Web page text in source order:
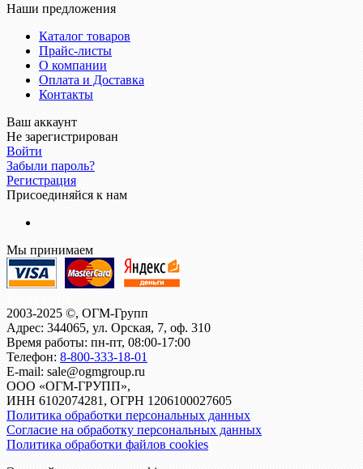
Наши предложения
Каталог товаров
Прайc-листы
О компании
Оплата и Доставка
Контакты
Ваш аккаунт
Не зарегистрирован
Войти
Забыли пароль?
Регистрация
Присоединяйся к нам
Мы принимаем
2003-2025 ©, ОГМ-Групп
Адрес: 344065, ул. Орская, 7, оф. 310
Время работы: пн-пт, 08:00-17:00
Телефон: 8-800-333-18-01
E-mail: sale@ogmgroup.ru
ООО «ОГМ-ГРУПП»,
ИНН 6102074281, ОГРН 1206100027605
Политика обработки персональных данных
Согласие на обработку персональных данных
Политика обработки файлов cookies